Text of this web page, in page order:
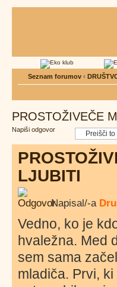
Seznam forumov ‹
PROSTOŽIVEČE
Napiši odgovor
LJUBITI
Napisal/-a
Vedno, ko je
hvaležna. Med
sem sama
mladiča. Prvi,